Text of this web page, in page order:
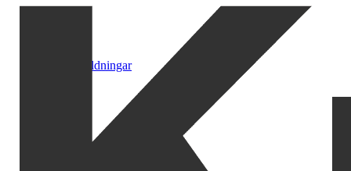
Utbildningar